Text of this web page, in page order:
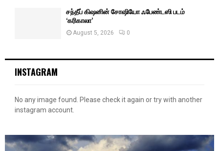
சந்தீப் கிஷனின் சோஷியோ ஃபேண்டஸி படம்
‘கரிகாலா’
August 5, 2026 0
INSTAGRAM
No any image found. Please check it again or try with another
instagram account.